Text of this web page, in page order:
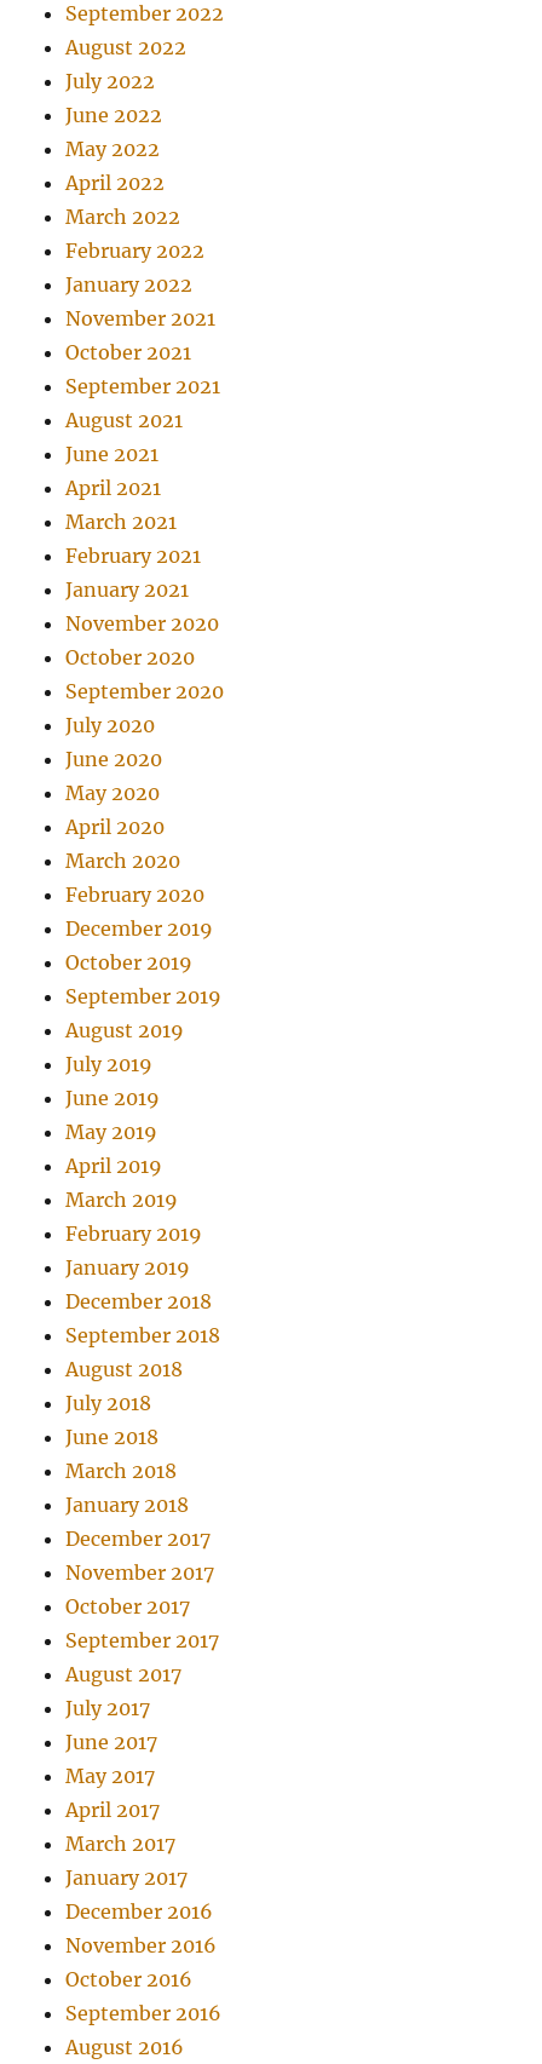
September 2022
August 2022
July 2022
June 2022
May 2022
April 2022
March 2022
February 2022
January 2022
November 2021
October 2021
September 2021
August 2021
June 2021
April 2021
March 2021
February 2021
January 2021
November 2020
October 2020
September 2020
July 2020
June 2020
May 2020
April 2020
March 2020
February 2020
December 2019
October 2019
September 2019
August 2019
July 2019
June 2019
May 2019
April 2019
March 2019
February 2019
January 2019
December 2018
September 2018
August 2018
July 2018
June 2018
March 2018
January 2018
December 2017
November 2017
October 2017
September 2017
August 2017
July 2017
June 2017
May 2017
April 2017
March 2017
January 2017
December 2016
November 2016
October 2016
September 2016
August 2016